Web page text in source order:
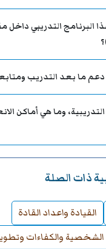
البرنامج التدريبي داخل
ما بعد التدريب
وما هي أماكن
ذات الصلة
القيادة واعداد القادة
الشخصية والكفاءات